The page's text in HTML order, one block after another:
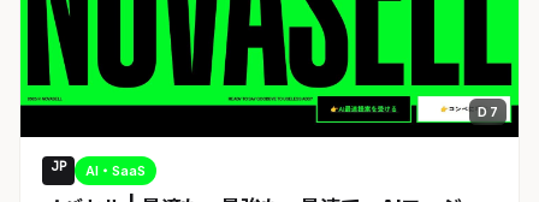
D 7
JP AI・SaaS